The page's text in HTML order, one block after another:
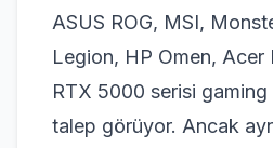
ASUS ROG, MSI,
Legion, HP Omen, Acer
RTX 5000 serisi
talep görüyor. Ancak